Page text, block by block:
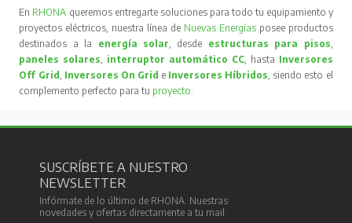
En RHONA queremos entregarte soluciones para todo tu equipamiento y
proyectos eléctricos, nuestra línea de Nuevas Energíasposee productos
destinados a la energía solar , desde estructuras para pisos
paneles solares
interruptor automático CC, hasta Inversores
Off Grid Inversores On Grid e Inversores Híbridos , siendo esto el
complemento perfecto para tu proyecto
SUSCRÍBETE A NUESTRO
NEWSLETTER
Infórmate de lo último de RHONA. Nuestras
novedades y ofertas directamente a tu mail.